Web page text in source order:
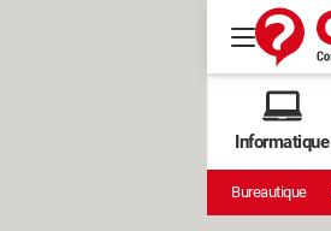
Informatique
Bureautique